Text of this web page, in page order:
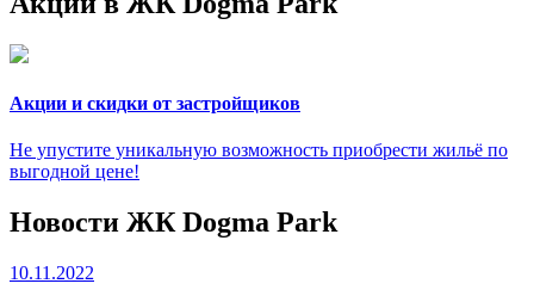
Акции и скидки от застройщиков
Не упустите уникальную возможность приобрести жильё по
выгодной цене!
Новости ЖК Dogma Park
10.11.2022